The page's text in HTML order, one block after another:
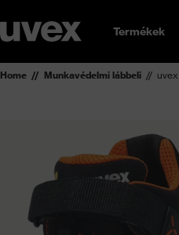
Termékek
Home Munkavédelmi lábbeli